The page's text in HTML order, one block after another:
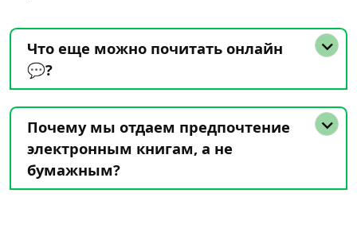
Что еще можно почитать онлайн
💬?
Почему мы отдаем предпочтение
электронным книгам, а не
бумажным?